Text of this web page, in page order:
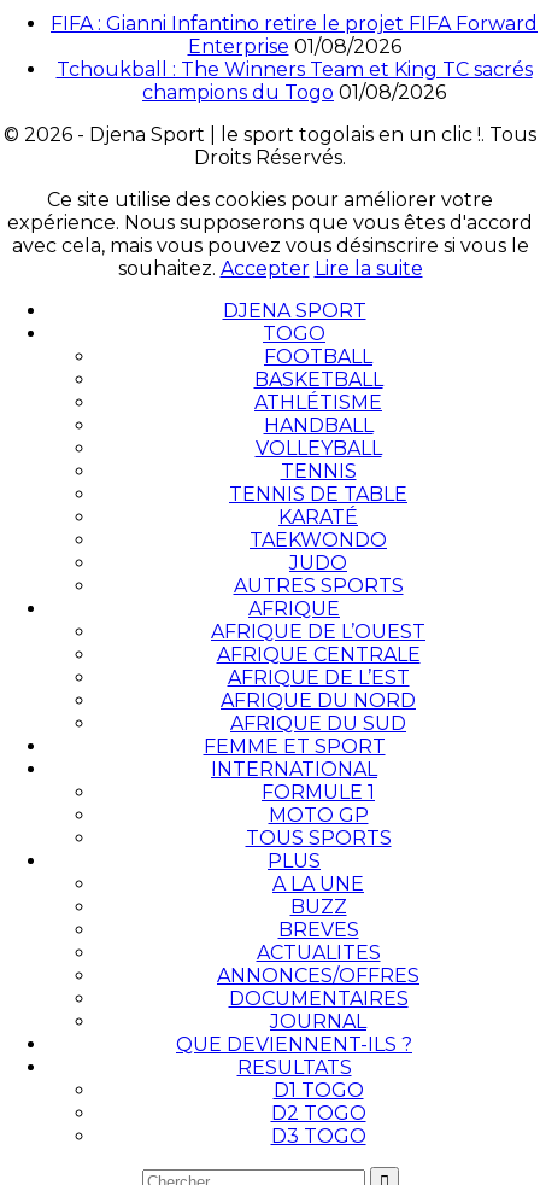
FIFA : Gianni Infantino retire le projet FIFA Forward
Enterprise 01/08/2026
Tchoukball : The Winners Team et King TC sacrés
champions du Togo 01/08/2026
© 2026 - Djena Sport | le sport togolais en un clic !. Tous
Droits Réservés.
Ce site utilise des cookies pour améliorer votre
expérience. Nous supposerons que vous êtes d'accord
avec cela, mais vous pouvez vous désinscrire si vous le
souhaitez. Accepter Lire la suite
DJENA SPORT
TOGO
FOOTBALL
BASKETBALL
ATHLÉTISME
HANDBALL
VOLLEYBALL
TENNIS
TENNIS DE TABLE
KARATÉ
TAEKWONDO
JUDO
AUTRES SPORTS
AFRIQUE
AFRIQUE DE L’OUEST
AFRIQUE CENTRALE
AFRIQUE DE L’EST
AFRIQUE DU NORD
AFRIQUE DU SUD
FEMME ET SPORT
INTERNATIONAL
FORMULE 1
MOTO GP
TOUS SPORTS
PLUS
A LA UNE
BUZZ
BREVES
ACTUALITES
ANNONCES/OFFRES
DOCUMENTAIRES
JOURNAL
QUE DEVIENNENT-ILS ?
RESULTATS
D1 TOGO
D2 TOGO
D3 TOGO